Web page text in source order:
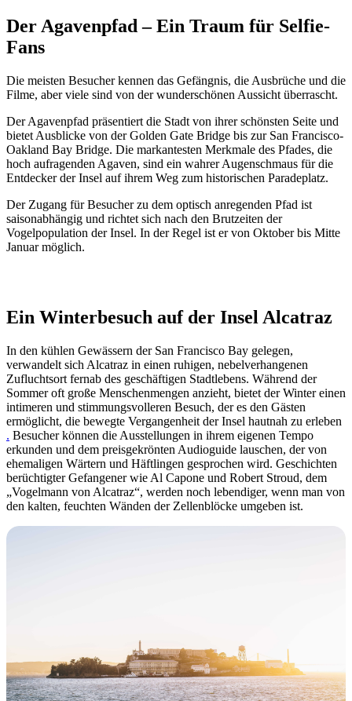
Der Agavenpfad – Ein Traum für Selfie-
Fans
Die meisten Besucher kennen das Gefängnis, die Ausbrüche und die
Filme, aber viele sind von der wunderschönen Aussicht überrascht.
Der Agavenpfad präsentiert die Stadt von ihrer schönsten Seite und
bietet Ausblicke von der Golden Gate Bridge bis zur San Francisco-
Oakland Bay Bridge. Die markantesten Merkmale des Pfades, die
hoch aufragenden Agaven, sind ein wahrer Augenschmaus für die
Entdecker der Insel auf ihrem Weg zum historischen Paradeplatz.
Der Zugang für Besucher zu dem optisch anregenden Pfad ist
saisonabhängig und richtet sich nach den Brutzeiten der
Vogelpopulation der Insel. In der Regel ist er von Oktober bis Mitte
Januar möglich.
Ein Winterbesuch auf der Insel Alcatraz
In den kühlen Gewässern der San Francisco Bay gelegen,
verwandelt sich Alcatraz in einen ruhigen, nebelverhangenen
Zufluchtsort fernab des geschäftigen Stadtlebens. Während der
Sommer oft große Menschenmengen anzieht, bietet der Winter einen
intimeren und stimmungsvolleren Besuch, der es den Gästen
ermöglicht, die bewegte Vergangenheit der Insel hautnah zu erleben
. Besucher können die Ausstellungen in ihrem eigenen Tempo
erkunden und dem preisgekrönten Audioguide lauschen, der von
ehemaligen Wärtern und Häftlingen gesprochen wird. Geschichten
berüchtigter Gefangener wie Al Capone und Robert Stroud, dem
„Vogelmann von Alcatraz“, werden noch lebendiger, wenn man von
den kalten, feuchten Wänden der Zellenblöcke umgeben ist.